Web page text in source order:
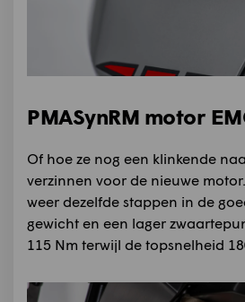
PMASynRM motor
Of hoe ze nog een klinkende
verzinnen voor de nieuwe
weer dezelfde stappen in de
gewicht en een lager
115 Nm terwijl de topsnelheid